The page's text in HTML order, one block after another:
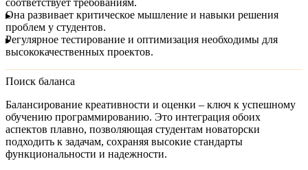
Она развивает критическое мышление и навыки решения
проблем у студентов.
Регулярное тестирование и оптимизация необходимы для
высококачественных проектов.
Поиск баланса
Балансирование креативности и оценки – ключ к успешному
обучению программированию. Это интеграция обоих
аспектов плавно, позволяющая студентам новаторски
подходить к задачам, сохраняя высокие стандарты
функциональности и надежности.